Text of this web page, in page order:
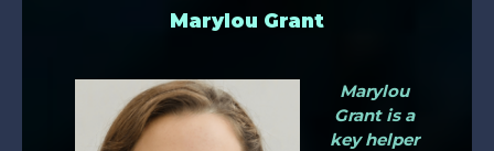
Marylou Grant
Marylou
Grant is a
key helper